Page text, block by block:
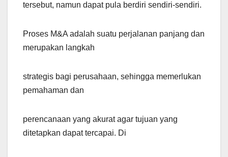
tersebut, namun dapat pula berdiri sendiri-sendiri.
Proses M&A adalah suatu perjalanan panjang dan
merupakan langkah
strategis bagi perusahaan, sehingga memerlukan
pemahaman dan
perencanaan yang akurat agar tujuan yang
ditetapkan dapat tercapai. Di